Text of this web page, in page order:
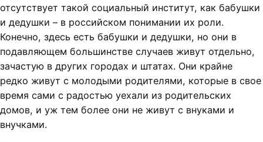
отсутствует такой социальный институт, как бабушки
и дедушки – в российском понимании их роли.
Конечно, здесь есть бабушки и дедушки, но они в
подавляющем большинстве случаев живут отдельно,
зачастую в других городах и штатах. Они крайне
редко живут с молодыми родителями, которые в свое
время сами с радостью уехали из родительских
домов, и уж тем более они не живут с внуками и
внучками.